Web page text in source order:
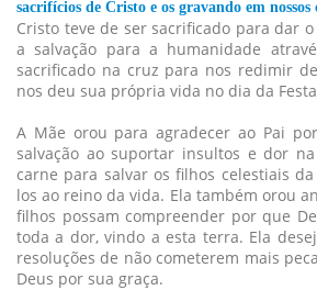
sacrifícios de Cristo e os gravando em nossos
Cristo teve de ser sacrificado para dar
a salvação para a humanidade
sacrificado na cruz para nos redimir
nos deu sua própria vida no dia da
A Mãe orou para agradecer ao Pai
salvação ao suportar insultos e dor
carne para salvar os filhos celestiais
los ao reino da vida. Ela também orou
filhos possam compreender por que
toda a dor, vindo a esta terra. Ela
resoluções de não cometerem mais
Deus por sua graça.